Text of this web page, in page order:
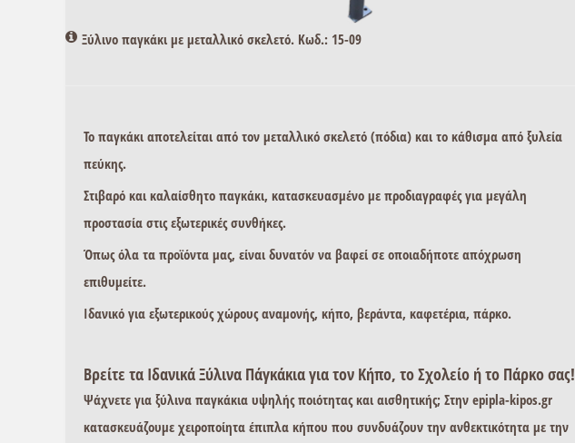
Ξύλινο παγκάκι με μεταλλικό σκελετό. Κωδ.: 15-09
Το παγκάκι αποτελείται από τον μεταλλικό σκελετό (πόδια) και το κάθισμα από ξυλεία
πεύκης.
Στιβαρό και καλαίσθητο παγκάκι, κατασκευασμένο με προδιαγραφές για μεγάλη
προστασία στις εξωτερικές συνθήκες.
Όπως όλα τα προϊόντα μας, είναι δυνατόν να βαφεί σε οποιαδήποτε απόχρωση
επιθυμείτε.
Ιδανικό για εξωτερικούς χώρους αναμονής, κήπο, βεράντα, καφετέρια, πάρκο.
Βρείτε τα Ιδανικά Ξύλινα Πάγκάκια για τον Κήπο, το Σχολείο ή το Πάρκο σας!
Ψάχνετε για ξύλινα παγκάκια υψηλής ποιότητας και αισθητικής; Στην epipla-kipos.gr
κατασκευάζουμε χειροποίητα έπιπλα κήπου που συνδυάζουν την ανθεκτικότητα με την